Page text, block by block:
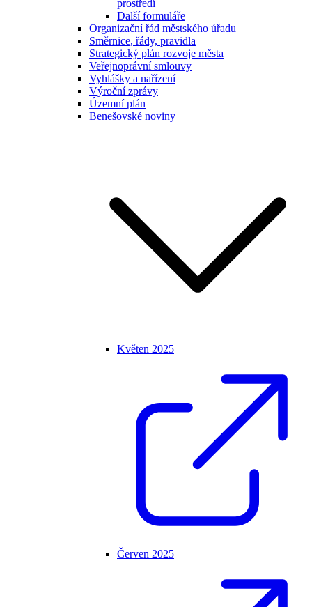
prostředí
Další formuláře
Organizační řád městského úřadu
Směrnice, řády, pravidla
Strategický plán rozvoje města
Veřejnoprávní smlouvy
Vyhlášky a nařízení
Výroční zprávy
Územní plán
Benešovské noviny
Květen 2025
Červen 2025